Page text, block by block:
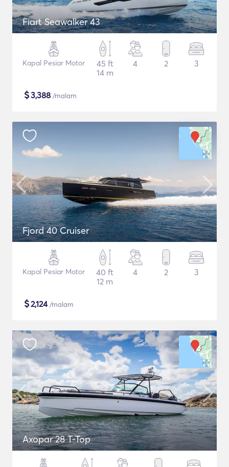
Fiart Seawalker 43
Kapal Pesiar Motor
45 ft
14 m
4 2 3
$3,388 /malam
Fjord 40 Cruiser
Kapal Pesiar Motor
40 ft
12 m
4 2 3
$2,124/malam
Axopar 28 T-Top